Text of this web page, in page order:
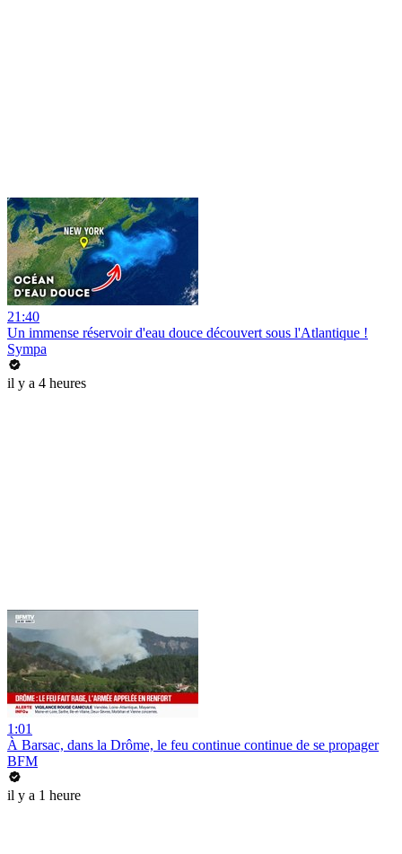
21:40
Un immense réservoir d'eau douce découvert sous l'Atlantique !
Sympa
il y a 4 heures
1:01
À Barsac, dans la Drôme, le feu continue continue de se propager
BFM
il y a 1 heure